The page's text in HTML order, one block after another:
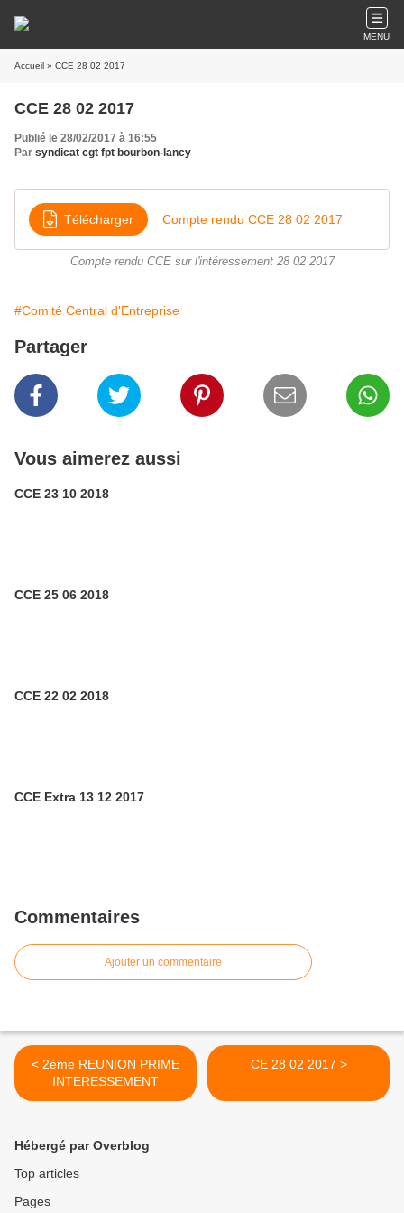
MENU
Accueil » CCE 28 02 2017
CCE 28 02 2017
Publié le 28/02/2017 à 16:55
Par syndicat cgt fpt bourbon-lancy
Télécharger Compte rendu CCE 28 02 2017
Compte rendu CCE sur l'intéressement 28 02 2017
#Comité Central d'Entreprise
Partager
Vous aimerez aussi
CCE 23 10 2018
CCE 25 06 2018
CCE 22 02 2018
CCE Extra 13 12 2017
Commentaires
Ajouter un commentaire
< 2ème REUNION PRIME
INTERESSEMENT
CE 28 02 2017 >
Hébergé par Overblog
Top articles
Pages